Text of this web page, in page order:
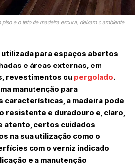
e o teto de madeira escura, deixam o ambiente
para espaços abertos
e áreas externas, em
revestimentos ou pergolado.
manutenção para
características, a madeira pode
resistente e duradouro e, claro,
atento, certos cuidados
na sua utilização como o
com o verniz indicado
e a manutenção